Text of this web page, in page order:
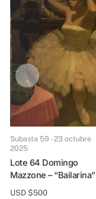
Subasta 59 - 23 octubre
2025
Lote 64 Domingo
Mazzone – “Bailarina”
USD $500